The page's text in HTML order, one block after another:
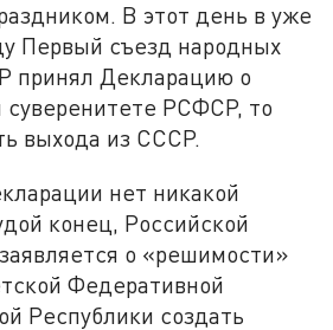
В этот день в уже
Первый съезд народных
принял Декларацию о
суверенитете РСФСР, то
выхода из СССР.
нет никакой
конец, Российской
о «решимости»
Федеративной
Республики создать